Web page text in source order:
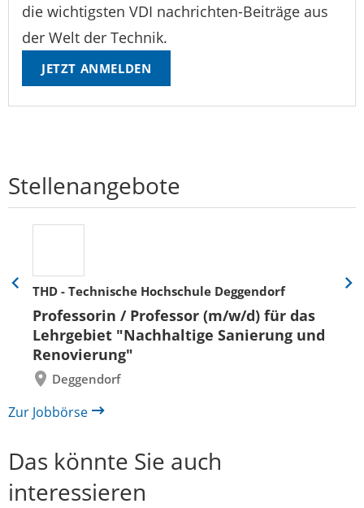
die wichtigsten VDI nachrichten-Beiträge aus
der Welt der Technik.
JETZT ANMELDEN
Stellenangebote
THD - Technische Hochschule Deggendorf
Professorin / Professor (m/w/d) für das
Lehrgebiet "Nachhaltige Sanierung und
Renovierung"
Deggendorf
Eine
zurück
Eine
Zur Jobbörse
Das könnte Sie auch
interessieren